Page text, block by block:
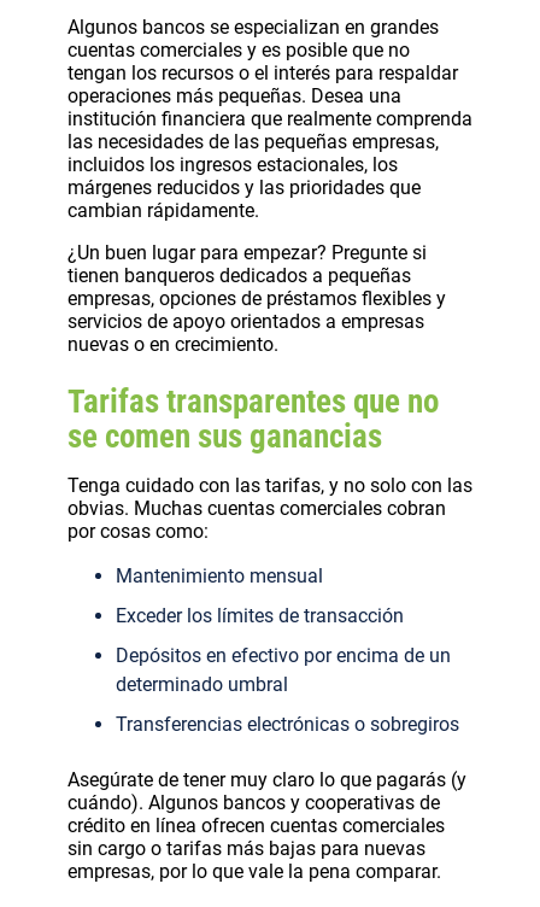
Algunos bancos se especializan en grandes
cuentas comerciales y es posible que no
tengan los recursos o el interés para respaldar
operaciones más pequeñas. Desea una
institución financiera que realmente comprenda
las necesidades de las pequeñas empresas,
incluidos los ingresos estacionales, los
márgenes reducidos y las prioridades que
cambian rápidamente.
¿Un buen lugar para empezar? Pregunte si
tienen banqueros dedicados a pequeñas
empresas, opciones de préstamos flexibles y
servicios de apoyo orientados a empresas
nuevas o en crecimiento.
Tarifas transparentes que no
se comen sus ganancias
Tenga cuidado con las tarifas, y no solo con las
obvias. Muchas cuentas comerciales cobran
por cosas como:
Mantenimiento mensual
Exceder los límites de transacción
Depósitos en efectivo por encima de un
determinado umbral
Transferencias electrónicas o sobregiros
Asegúrate de tener muy claro lo que pagarás (y
cuándo). Algunos bancos y cooperativas de
crédito en línea ofrecen cuentas comerciales
sin cargo o tarifas más bajas para nuevas
empresas, por lo que vale la pena comparar.